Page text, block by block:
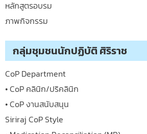
หลักสูตรอบรม
ภาพกิจกรรม
กลุ่มชุมชนนักปฏิบัติ ศิริราช
CoP Department
• CoP คลินิก/ปริคลินิก
• CoP งานสนับสนุน
Siriraj CoP Style